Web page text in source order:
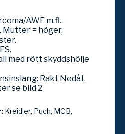
AWE m.fl.
Mutter = höger,
med rött skyddshölje
Rakt Nedåt.
se bild 2.
Kreidler, Puch, MCB,